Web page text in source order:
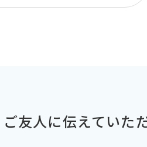
友人に伝えていた